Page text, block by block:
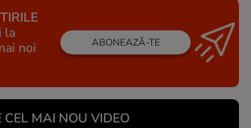
la
noi
ABONEAZĂ-TE
CEL MAI NOU VIDEO